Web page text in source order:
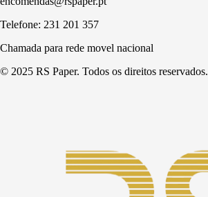
Telefone: 231 201 357
Chamada para rede movel nacional
© 2025 RS Paper. Todos os direitos reservados.